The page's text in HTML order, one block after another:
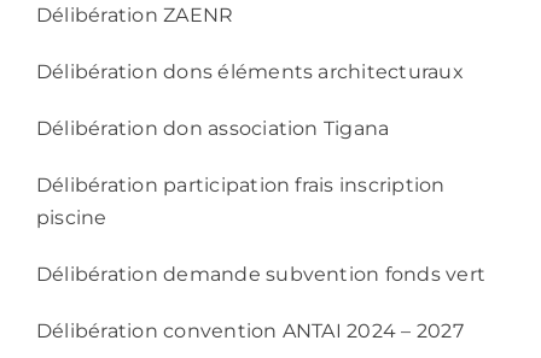
Délibération ZAENR
Délibération dons éléments architecturaux
Délibération don association Tigana
Délibération participation frais inscription
piscine
Délibération demande subvention fonds vert
Délibération convention ANTAI 2024 – 2027